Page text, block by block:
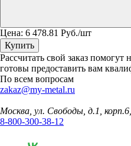
Цена: 6 478.81 Руб./шт
Купить
Рассчитать свой заказ
готовы предоставить вам
По всем вопросам
zakaz@my-metal.ru
Москва, ул. Свободы, д.1,
8-800-300-38-12